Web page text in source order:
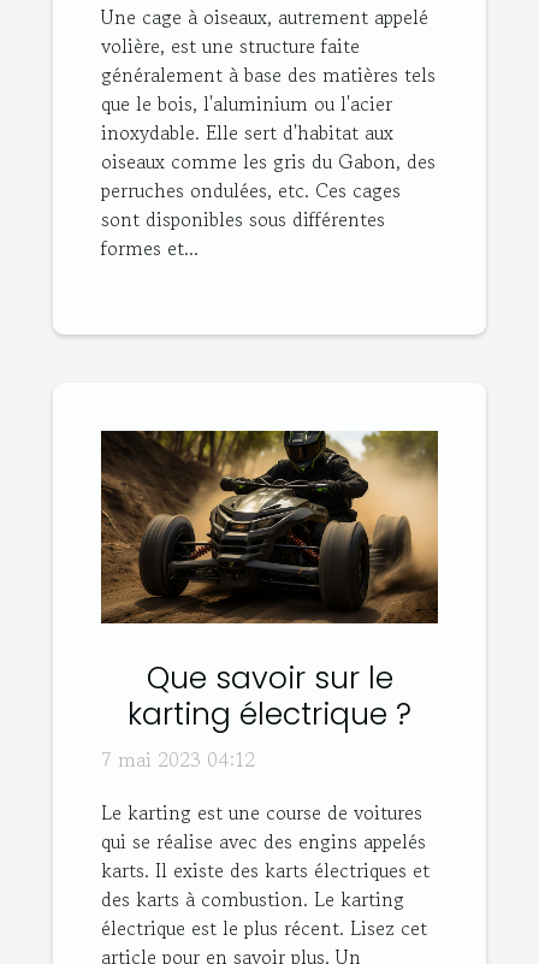
Une cage à oiseaux, autrement appelé
volière, est une structure faite
généralement à base des matières tels
que le bois, l'aluminium ou l'acier
inoxydable. Elle sert d'habitat aux
oiseaux comme les gris du Gabon, des
perruches ondulées, etc. Ces cages
sont disponibles sous différentes
formes et...
Que savoir sur le
karting électrique ?
7 mai 2023 04:12
Le karting est une course de voitures
qui se réalise avec des engins appelés
karts. Il existe des karts électriques et
des karts à combustion. Le karting
électrique est le plus récent. Lisez cet
article pour en savoir plus. Un